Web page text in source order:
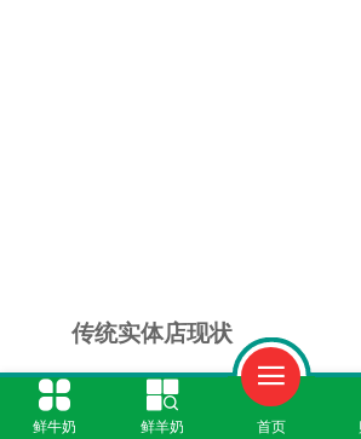
传统实体店现状
目前，在杭州的大型商超、
鲜牛奶 鲜羊奶 首页